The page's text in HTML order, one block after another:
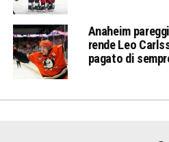
Anaheim
rende Leo
pagato di